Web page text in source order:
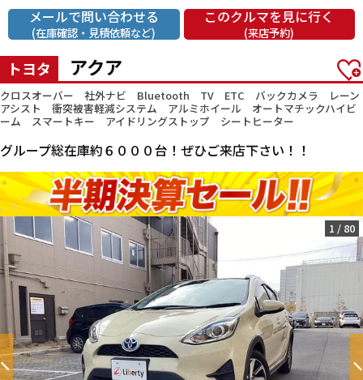
メールで問い合わせる
(在庫確認・見積依頼など)
このクルマを見に行く
(来店予約)
トヨタ アクア
クロスオーバー 社外ナビ Bluetooth TV ETC バックカメラ レーン
アシスト 衝突被害軽減システム アルミホイール オートマチックハイビ
ーム スマートキー アイドリングストップ シートヒーター
グループ総在庫約６０００台！ぜひご来店下さい！！
1 / 80